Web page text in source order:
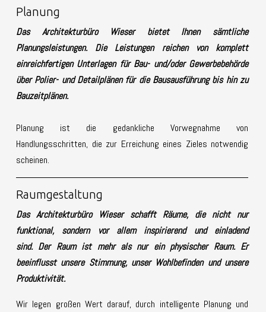
Planung
Das Architekturbüro Wieser bietet Ihnen sämtliche
Planungsleistungen. Die Leistungen reichen von komplett
einreichfertigen Unterlagen für Bau- und/oder Gewerbebehörde
über Polier- und Detailplänen für die Bausausführung bis hin zu
Bauzeitplänen.
Planung ist die gedankliche Vorwegnahme von
Handlungsschritten, die zur Erreichung eines Zieles notwendig
scheinen.
Raumgestaltung
Das Architekturbüro Wieser schafft Räume, die nicht nur
funktional, sondern vor allem inspirierend und einladend
sind. Der Raum ist mehr als nur ein physischer Raum. Er
beeinflusst unsere Stimmung, unser Wohlbefinden und unsere
Produktivität.
Wir legen großen Wert darauf, durch intelligente Planung und